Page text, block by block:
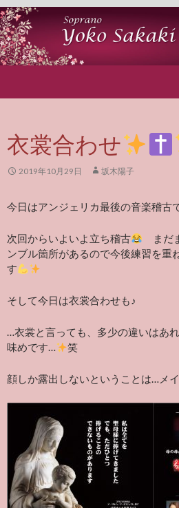
衣裳合わせ
2019年10月29日 坂木陽子
今日はアンジェリカ最後の音楽稽古
次回からいよいよ立ち稽古
まだ
ンブル箇所があるので今後練習を重
す
そして今日は衣裳合わせも♪
…衣裳と言っても、多少の違いはあ
味めです…
笑
顔しか露出しないということは…メ